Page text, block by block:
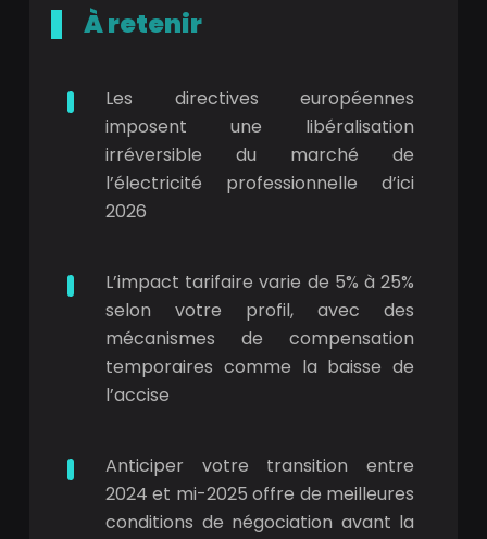
À retenir
Les directives européennes
imposent une libéralisation
irréversible du marché de
l’électricité professionnelle d’ici
2026
L’impact tarifaire varie de 5% à 25%
selon votre profil, avec des
mécanismes de compensation
temporaires comme la baisse de
l’accise
Anticiper votre transition entre
2024 et mi-2025 offre de meilleures
conditions de négociation avant la